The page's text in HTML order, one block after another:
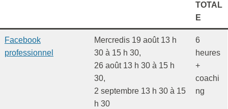
TOTAL
E
Facebook
professionnel
Mercredis 19 août 13 h
30 à 15 h 30,
26 août 13 h 30 à 15 h
30,
2 septembre 13 h 30 à 15
h 30
6
heures
+
coachi
ng